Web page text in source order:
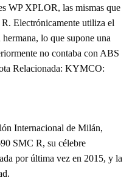
WP XPLOR, las mismas que
Electrónicamente utiliza el
lo que supone una
no contaba con ABS
Relacionada: KYMCO:
Internacional de Milán,
SMC R, su célebre
por última vez en 2015, y la